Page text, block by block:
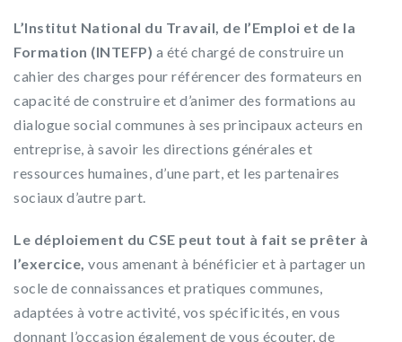
L’Institut National du Travail, de l’Emploi et de la
Formation (INTEFP) a été chargé de construire un
cahier des charges pour référencer des formateurs en
capacité de construire et d’animer des formations au
dialogue social communes à ses principaux acteurs en
entreprise, à savoir les directions générales et
ressources humaines, d’une part, et les partenaires
sociaux d’autre part.
Le déploiement du CSE peut tout à fait se prêter à
l’exercice, vous amenant à bénéficier et à partager un
socle de connaissances et pratiques communes,
adaptées à votre activité, vos spécificités, en vous
donnant l’occasion également de vous écouter, de